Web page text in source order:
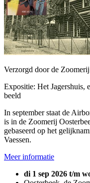
Verzorgd door de Zoomerij
Expositie: Het Jagershuis,
beeld
In september staat de
is in de Zoomerij
gebaseerd op het
Vaessen.
Meer informatie
di 1 sep 2026 t/m